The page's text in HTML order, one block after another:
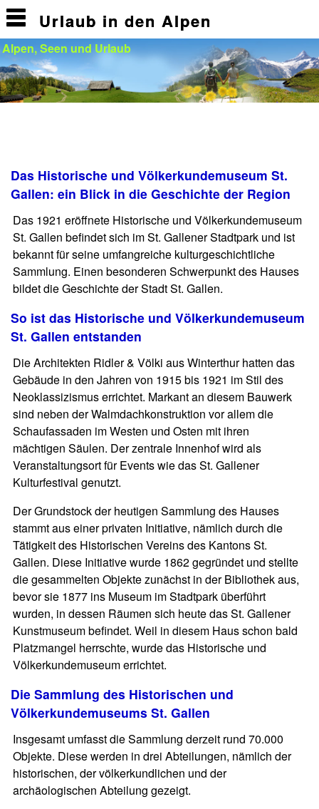
Urlaub in den Alpen
Alpen, Seen und Urlaub
Das Historische und Völkerkundemuseum St.
Gallen: ein Blick in die Geschichte der Region
Das 1921 eröffnete Historische und Völkerkundemuseum
St. Gallen befindet sich im St. Gallener Stadtpark und ist
bekannt für seine umfangreiche kulturgeschichtliche
Sammlung. Einen besonderen Schwerpunkt des Hauses
bildet die Geschichte der Stadt St. Gallen.
So ist das Historische und Völkerkundemuseum
St. Gallen entstanden
Die Architekten Ridler & Völki aus Winterthur hatten das
Gebäude in den Jahren von 1915 bis 1921 im Stil des
Neoklassizismus errichtet. Markant an diesem Bauwerk
sind neben der Walmdachkonstruktion vor allem die
Schaufassaden im Westen und Osten mit ihren
mächtigen Säulen. Der zentrale Innenhof wird als
Veranstaltungsort für Events wie das St. Gallener
Kulturfestival genutzt.
Der Grundstock der heutigen Sammlung des Hauses
stammt aus einer privaten Initiative, nämlich durch die
Tätigkeit des Historischen Vereins des Kantons St.
Gallen. Diese Initiative wurde 1862 gegründet und stellte
die gesammelten Objekte zunächst in der Bibliothek aus,
bevor sie 1877 ins Museum im Stadtpark überführt
wurden, in dessen Räumen sich heute das St. Gallener
Kunstmuseum befindet. Weil in diesem Haus schon bald
Platzmangel herrschte, wurde das Historische und
Völkerkundemuseum errichtet.
Die Sammlung des Historischen und
Völkerkundemuseums St. Gallen
Insgesamt umfasst die Sammlung derzeit rund 70.000
Objekte. Diese werden in drei Abteilungen, nämlich der
historischen, der völkerkundlichen und der
archäologischen Abteilung gezeigt.